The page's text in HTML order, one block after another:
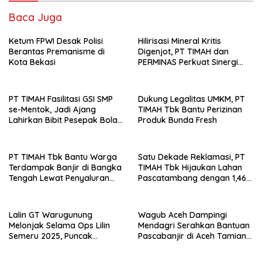
Baca Juga
Ketum FPWI Desak Polisi
Berantas Premanisme di
Kota Bekasi
Hilirisasi Mineral Kritis
Digenjot, PT TIMAH dan
PERMINAS Perkuat Sinergi
PT TIMAH Fasilitasi GSI SMP
se-Mentok, Jadi Ajang
Lahirkan Bibit Pesepak Bola
Dukung Legalitas UMKM, PT
TIMAH Tbk Bantu Perizinan
Produk Bunda Fresh
PT TIMAH Tbk Bantu Warga
Terdampak Banjir di Bangka
Tengah Lewat Penyaluran
Satu Dekade Reklamasi, PT
TIMAH Tbk Hijaukan Lahan
Pascatambang dengan 1,46
Lalin GT Warugunung
Melonjak Selama Ops Lilin
Semeru 2025, Puncak
Wagub Aceh Dampingi
Mendagri Serahkan Bantuan
Pascabanjir di Aceh Tamiang